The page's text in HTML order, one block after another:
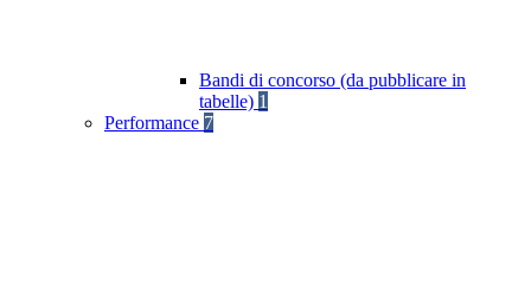
Bandi di concorso (da pubblicare in
tabelle) 1
Performance 7